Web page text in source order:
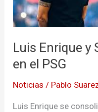
Luis Enrique y
en el PSG
Noticias / Pablo
Luis Enrique se
perfecta
gestión
PSG